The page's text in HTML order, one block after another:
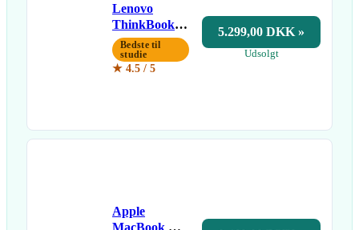
Lenovo
ThinkBook
14 G7 (Ryzen
5, 16/512 GB)
Bedste til
studie
★ 4.5 / 5
5.299,00 DKK »
Udsolgt
Apple
MacBook Air